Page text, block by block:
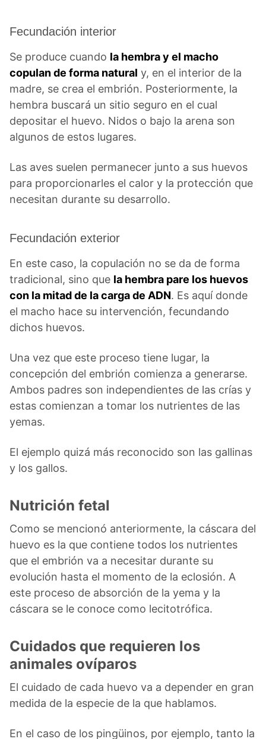
Fecundación interior
Se produce cuando la hembra y el macho
copulan de forma natural y, en el interior de la
madre, se crea el embrión. Posteriormente, la
hembra buscará un sitio seguro en el cual
depositar el huevo. Nidos o bajo la arena son
algunos de estos lugares.
Las aves suelen permanecer junto a sus huevos
para proporcionarles el calor y la protección que
necesitan durante su desarrollo.
Fecundación exterior
En este caso, la copulación no se da de forma
tradicional, sino que la hembra pare los huevos
con la mitad de la carga de ADN. Es aquí donde
el macho hace su intervención, fecundando
dichos huevos.
Una vez que este proceso tiene lugar, la
concepción del embrión comienza a generarse.
Ambos padres son independientes de las crías y
estas comienzan a tomar los nutrientes de las
yemas.
El ejemplo quizá más reconocido son las gallinas
y los gallos.
Nutrición fetal
Como se mencionó anteriormente, la cáscara del
huevo es la que contiene todos los nutrientes
que el embrión va a necesitar durante su
evolución hasta el momento de la eclosión. A
este proceso de absorción de la yema y la
cáscara se le conoce como lecitotrófica.
Cuidados que requieren los
animales ovíparos
El cuidado de cada huevo va a depender en gran
medida de la especie de la que hablamos.
En el caso de los pingüinos, por ejemplo, tanto la